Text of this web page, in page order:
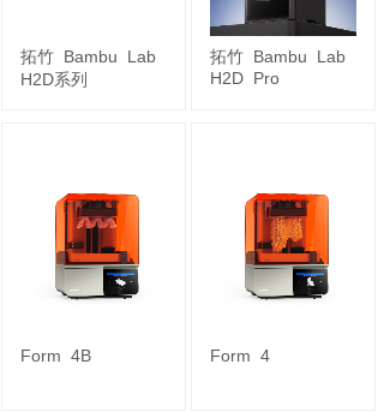
拓竹 Bambu
Lab
H2D系列
拓竹 Bambu
Lab
H2D Pro
Form 4B Form 4